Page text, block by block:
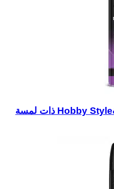
بخاخ الشعر Hobby Style&Protect ذات لمسة